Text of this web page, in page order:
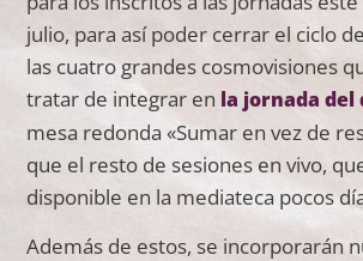
julio, para así poder cerrar el ciclo
las cuatro grandes cosmovisiones
tratar de integrar en la jornada del
mesa redonda «Sumar en vez de
que el resto de sesiones en vivo,
disponible en la mediateca pocos
Además de estos, se incorporarán